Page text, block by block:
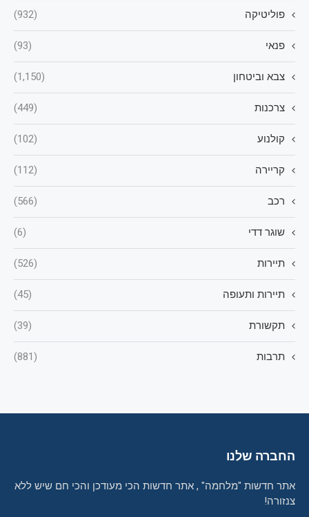
פוליטיקה (932)
פנאי (93)
צבא וביטחון (1,150)
צרכנות (449)
קולנוע (102)
קריירה (112)
רכב (566)
שוגר דדי (6)
תיירות (526)
תיירות ותעופה (45)
תקשורת (39)
תרבות (881)
החברה שלנו
אתר חדשות "מלחמה" , אתר חדשות הכי מעודכן והכי חם שיש ללא
צנזורה!